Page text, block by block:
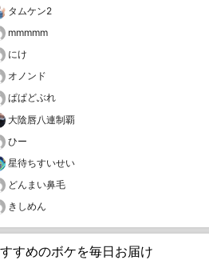
タムケン2
mmmmm
にけ
オノンド
ぱぱどぶれ
大陰唇八連制覇
ひー
星待ちすいせい
どんまい鼻毛
きしめん
すめのボケを毎日お届け